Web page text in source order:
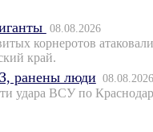
08.08.2026
корнеротов атаковали
край.
ранены люди 08.08.2026
удара ВСУ по